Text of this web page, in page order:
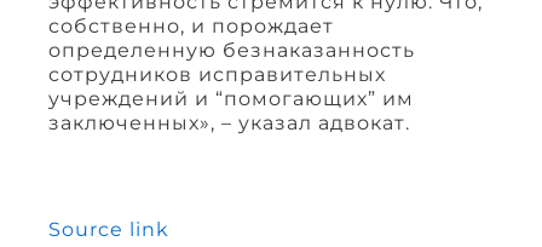
собственно, и порождает
определенную безнаказанность
сотрудников исправительных
учреждений и “помогающих” им
заключенных», – указал адвокат.
Source link